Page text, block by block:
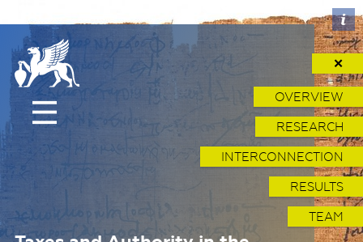
✕
OVERVIEW
RESEARCH
INTERCONNECTION
RESULTS
TEAM